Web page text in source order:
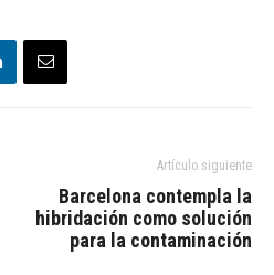
Artículo siguiente
Barcelona contempla la
hibridación como solución
para la contaminación